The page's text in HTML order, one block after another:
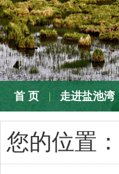
首 页 走进盐池湾
您的位置：